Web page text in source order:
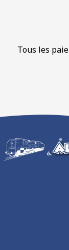
Tous les